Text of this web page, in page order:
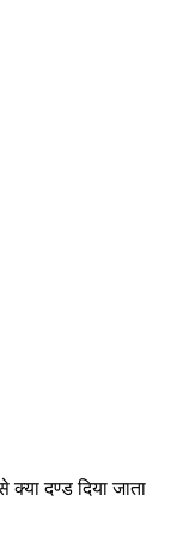
दण्ड दिया जाता